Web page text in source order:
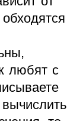
любят с